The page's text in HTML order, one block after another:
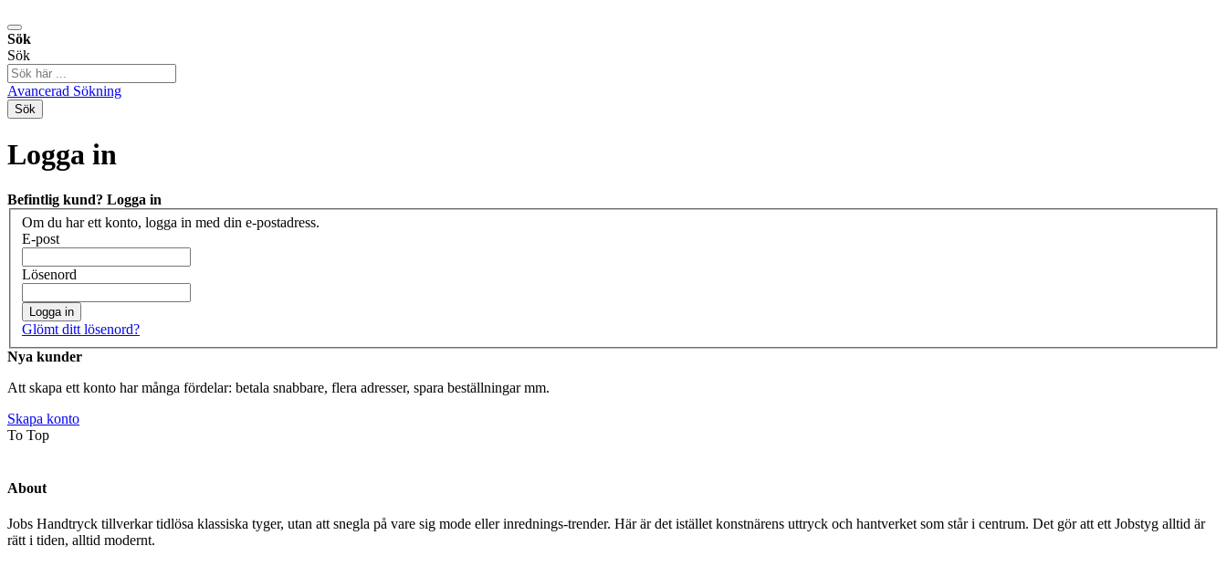
Sök
Sök
Avancerad Sökning
Sök
Logga in
Befintlig kund? Logga in
Om du har ett konto, logga in med din e-postadress.
E-post
Lösenord
Logga in
Glömt ditt lösenord?
Nya kunder
Att skapa ett konto har många fördelar: betala snabbare, flera adresser, spara beställningar mm.
Skapa konto
To Top
About
Jobs Handtryck tillverkar tidlösa klassiska tyger, utan att snegla på vare sig mode eller inrednings-trender. Här är det istället konstnärens uttryck och hantverket som står i centrum. Det gör att ett Jobstyg alltid är
rätt i tiden, alltid modernt.